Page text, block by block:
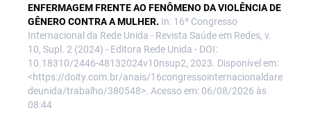
ENFERMAGEM FRENTE AO FENÔMENO DA VIOLÊNCIA DE
GÊNERO CONTRA A MULHER. In: 16º Congresso
Internacional da Rede Unida - Revista Saúde em Redes, v.
10, Supl. 2 (2024) - Editora Rede Unida - DOI:
10.18310/2446-48132024v10nsup2, 2023. Disponível em:
<https://doity.com.br/anais/16congressointernacionaldare
deunida/trabalho/380548>. Acesso em: 06/08/2026 às
08:44